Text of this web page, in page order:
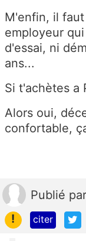
M'enfin, il
employeur
d'essai, ni
ans...
Si t'achètes a
Alors oui,
confortable,
Publié par
!
citer